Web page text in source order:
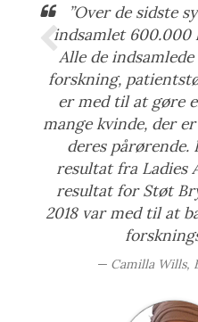
”Over de sidste
indsamlet 600.000
Alle de
forskning,
er med til at gøre
mange kvinde, der
deres
resultat fra Ladies
resultat for Støt
2018 var med til at
Camilla Wills,